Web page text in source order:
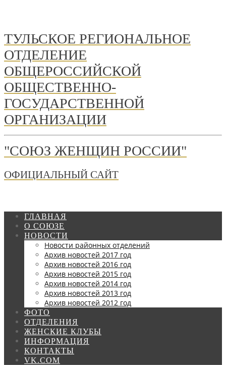
ТУЛЬСКОЕ РЕГИОНАЛЬНОЕ
ОТДЕЛЕНИЕ
ОБЩЕРОССИЙСКОЙ
ОБЩЕСТВЕННО-
ГОСУДАРСТВЕННОЙ
ОРГАНИЗАЦИИ
"СОЮЗ ЖЕНЩИН РОССИИ"
ОФИЦИАЛЬНЫЙ САЙТ
ГЛАВНАЯ
О СОЮЗЕ
НОВОСТИ
Новости районных отделений
Архив новостей 2017 год
Архив новостей 2016 год
Архив новостей 2015 год
Архив новостей 2014 год
Архив новостей 2013 год
Архив новостей 2012 год
ФОТО
ОТДЕЛЕНИЯ
ЖЕНСКИЕ КЛУБЫ
ИНФОРМАЦИЯ
КОНТАКТЫ
VK.COM